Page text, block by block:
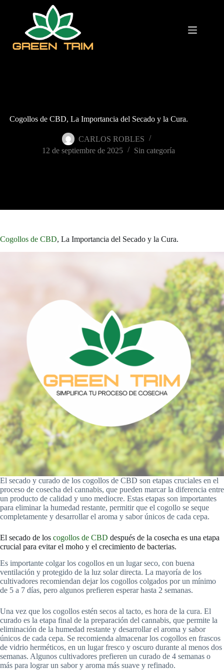
Cogollos de CBD, La Importancia del Secado y la Cura.
CARLOS ROBLES
12 de septiembre de 2025
Sin categoría
Cogollos de CBD, La Importancia del Secado y la Cura.
El secado y curado de los cogollos de CBD son etapas cruciales en el
proceso de cosecha del cannabis, que pueden marcar la diferencia entre
un producto de calidad y uno mediocre. Estas etapas son importantes
para eliminar la humedad restante, permitir que el cogollo se seque
completamente y desarrollar el aroma y sabor únicos de cada cepa.
El secado de los cogollos de CBD después de la cosecha es una etapa
crucial para evitar el moho y el crecimiento de bacterias.
Es importante colgar los cogollos en un lugar seco, con buena
ventilación y protegido de la luz solar directa. La mayoría de los
cultivadores recomiendan dejar los cogollos colgados por un mínimo
de 5 a 7 días, pero algunos prefieren esperar hasta 2 semanas.
Una vez que los cogollos estén secos al tacto, es hora de la cura. El
curado es la etapa final de la preparación del cannabis, que permite la
eliminación de la humedad restante y desarrollar el aroma y sabor
únicos de cada cepa. Se recomienda almacenar los cogollos en frascos
de vidrio herméticos, en un lugar fresco y oscuro durante al menos dos
semanas. Algunos cultivadores prefieren un curado de 4 semanas o
más para lograr un sabor y aroma más suave y refinado.